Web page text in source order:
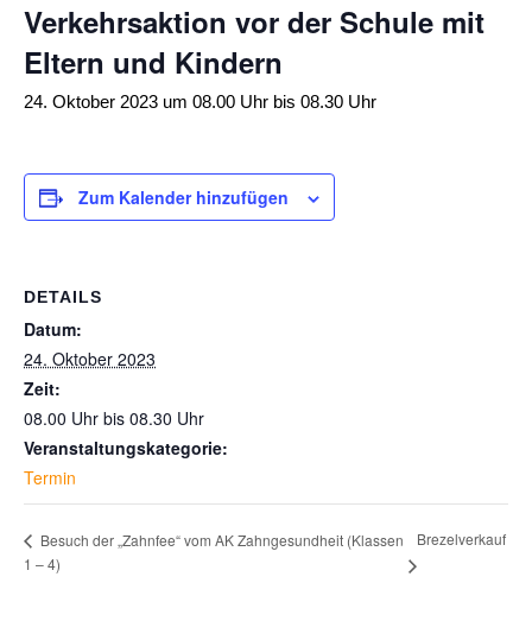
Verkehrsaktion vor der Schule mit
Eltern und Kindern
24. Oktober 2023 um 08.00 Uhr bis 08.30 Uhr
Zum Kalender hinzufügen
DETAILS
Datum:
24. Oktober 2023
Zeit:
08.00 Uhr bis 08.30 Uhr
Veranstaltungskategorie:
Termin
Besuch der „Zahnfee“ vom AK Zahngesundheit (Klassen
1 – 4)
Brezelverkauf